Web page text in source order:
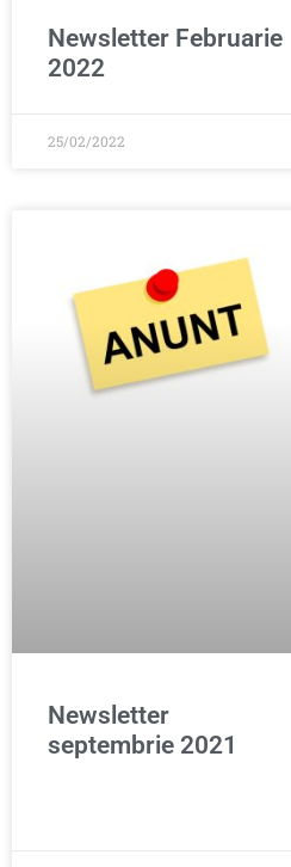
Newsletter Februarie
2022
25/02/2022
Newsletter
septembrie 2021